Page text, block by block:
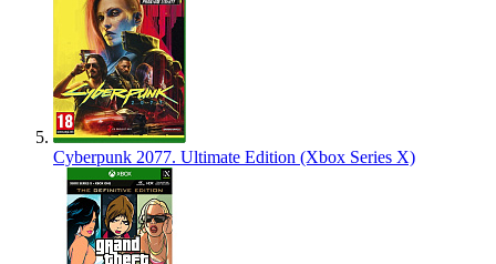
Cyberpunk 2077. Ultimate Edition (Xbox Series X)